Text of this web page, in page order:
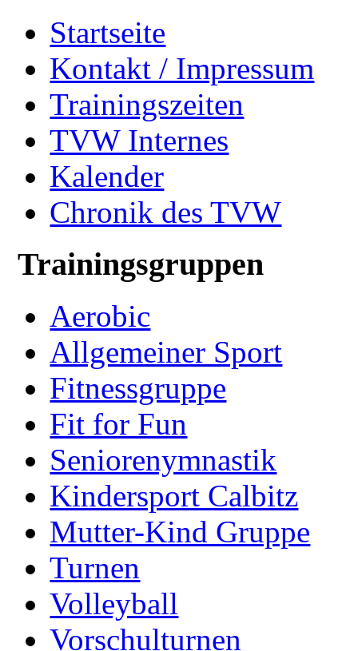
Startseite
Kontakt / Impressum
Trainingszeiten
TVW Internes
Kalender
Chronik des TVW
Trainingsgruppen
Aerobic
Allgemeiner Sport
Fitnessgruppe
Fit for Fun
Seniorenymnastik
Kindersport Calbitz
Mutter-Kind Gruppe
Turnen
Volleyball
Vorschulturnen